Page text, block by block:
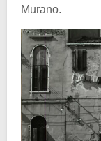
Murano.